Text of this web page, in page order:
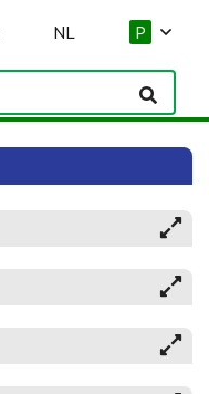
NL P